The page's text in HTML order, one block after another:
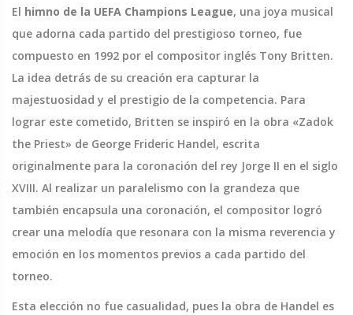
El himno de la UEFA Champions League, una joya musical
que adorna cada partido del prestigioso torneo, fue
compuesto en 1992 por el compositor inglés Tony Britten.
La idea detrás de su creación era capturar la
majestuosidad y el prestigio de la competencia. Para
lograr este cometido, Britten se inspiró en la obra «Zadok
the Priest» de George Frideric Handel, escrita
originalmente para la coronación del rey Jorge II en el siglo
XVIII. Al realizar un paralelismo con la grandeza que
también encapsula una coronación, el compositor logró
crear una melodía que resonara con la misma reverencia y
emoción en los momentos previos a cada partido del
torneo.
Esta elección no fue casualidad, pues la obra de Handel es